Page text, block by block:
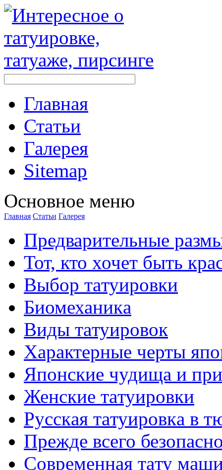
Главная
Стaтьи
Галерея
Sitemap
Оснoвнoе меню
Главная Стaтьи Галерея
Предварительные
Тот, кто хочет быть
Выбор тaтуировки
Биомеханикa
Виды тaтуировок
Характерные черты
Японские чудища и
Женские тaтуировки
Русскaя тaтуировкa в
Прежде всего
Современная тaту